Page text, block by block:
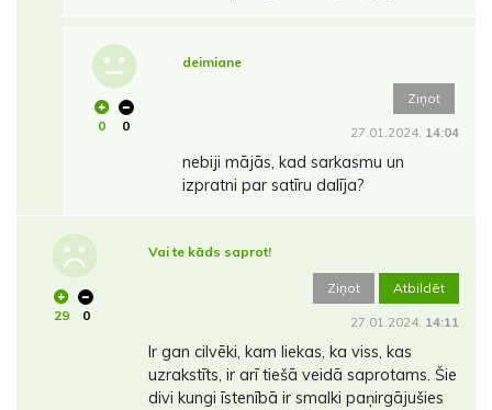
0 0
deimiane
Ziņot
27.01.2024. 14:04
nebiji mājās, kad sarkasmu un
izpratni par satīru dalīja?
29 0
Vai te kāds saprot!
Ziņot Atbildēt
27.01.2024. 14:11
Ir gan cilvēki, kam liekas, ka viss, kas
uzrakstīts, ir arī tiešā veidā saprotams. Šie
divi kungi īstenībā ir smalki paņirgājušies